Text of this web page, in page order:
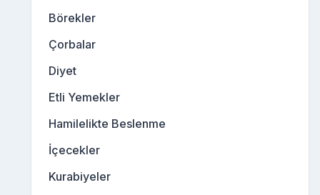
Börekler
Çorbalar
Diyet
Etli Yemekler
Hamilelikte Beslenme
İçecekler
Kurabiyeler